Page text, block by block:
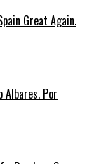
Great Again.
Por